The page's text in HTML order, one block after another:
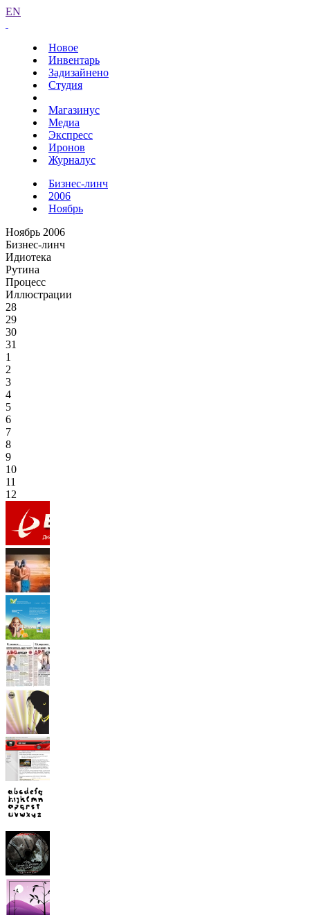
EN
Новое
Инвентарь
Задизайнено
Студия
Магазинус
Медиа
Экспресс
Иронов
Журналус
Бизнес-линч
2006
Ноябрь
Ноябрь 2006
Бизнес-линч
Идиотека
Рутина
Процесс
Иллюстрации
28
29
30
31
1
2
3
4
5
6
7
8
9
10
11
12